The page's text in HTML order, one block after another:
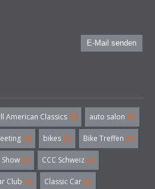
E-Mail senden
American Classics (3) auto salon (3)
(4) bikes (5) Bike Treffen (5)
Show (3) CCC Schweiz (3)
Club (3) Classic Car (3)